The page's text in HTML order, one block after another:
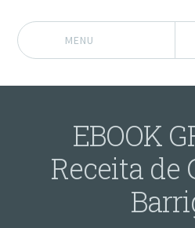
MENU
EBOOK
Receita de